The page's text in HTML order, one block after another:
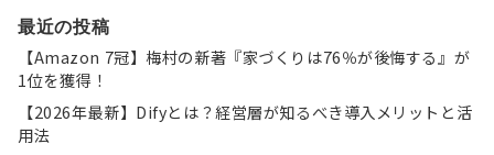
最近の投稿
【Amazon 7冠】梅村の新著『家づくりは76％が後悔する』が
1位を獲得！
【2026年最新】Difyとは？経営層が知るべき導入メリットと活
用法